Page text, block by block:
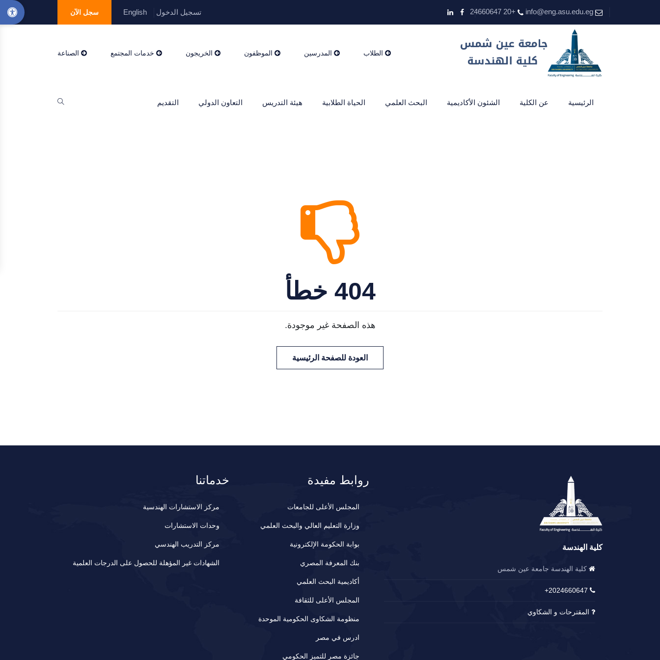
info@eng.asu.edu.eg
+20 24660647 تسجيل الدخول English سجل الآن
الطلاب المدرسين الموظفون الخريجون خدمات المجتمع الصناعة
الرئيسية عن الكلية الشئون الأكاديمية البحث العلمي الحياة الطلابية هيئة التدريس التعاون الدولي التقديم
404 خطأ
هذه الصفحة غير موجودة.
العودة للصفحة الرئيسية
كلية الهندسة
كلية الهندسة جامعة عين شمس
2024660647+
المقترحات و الشكاوي
روابط مفيدة
المجلس الأعلى للجامعات
وزارة التعليم العالي والبحث العلمي
بوابة الحكومة الإلكترونية
بنك المعرفة المصري
أكاديمية البحث العلمي
المجلس الأعلى للثقافة
منظومة الشكاوى الحكومية الموحدة
ادرس في مصر
جائزة مصر للتميز الحكومي
خدماتنا
مركز الاستشارات الهندسية
وحدات الاستشارات
مركز التدريب الهندسي
الشهادات غير المؤهلة للحصول على الدرجات العلمية